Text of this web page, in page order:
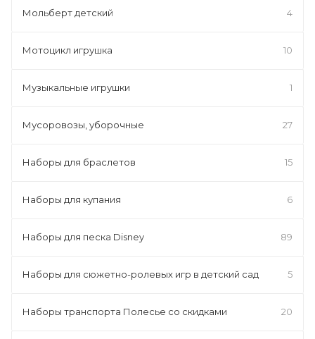
Мольберт детский 4
Мотоцикл игрушка 10
Музыкальные игрушки 1
Мусоровозы, уборочные 27
Наборы для браслетов 15
Наборы для купания 6
Наборы для песка Disney 89
Наборы для сюжетно-ролевых игр в детский сад 5
Наборы транспорта Полесье со скидками 20